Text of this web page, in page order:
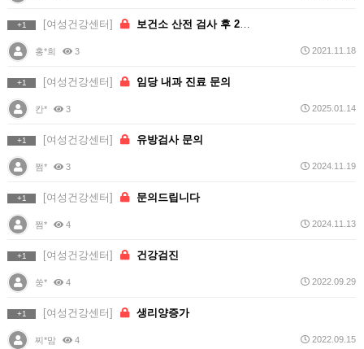
+1 [여성건강센터] 보건소 산전 검사 후 2가지 항목에 대한 예방접종 문의…
홍*희 3 2021.11.18
+1 [여성건강센터] 임당 내과 진료 문의
칸* 3 2025.01.14
+1 [여성건강센터] 유방검사 문의
쩜* 3 2024.11.19
+1 [여성건강센터] 문의드립니다
쩜* 4 2024.11.13
+1 [여성건강센터] 건강검진
쑹* 4 2022.09.29
+1 [여성건강센터] 생리양증가
찌*맘 4 2022.09.15